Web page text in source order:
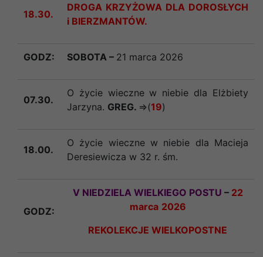
18.30.
DROGA KRZYŻOWA DLA DOROSŁYCH
i BIERZMANTÓW.
GODZ: SOBOTA – 21 marca 2026
07.30.
O życie wieczne w niebie dla Elżbiety
Jarzyna. GREG. =>(19)
18.00.
O życie wieczne w niebie dla Macieja
Deresiewicza w 32 r. śm.
GODZ:
V NIEDZIELA WIELKIEGO POSTU – 22
marca 2026
REKOLEKCJE WIELKOPOSTNE